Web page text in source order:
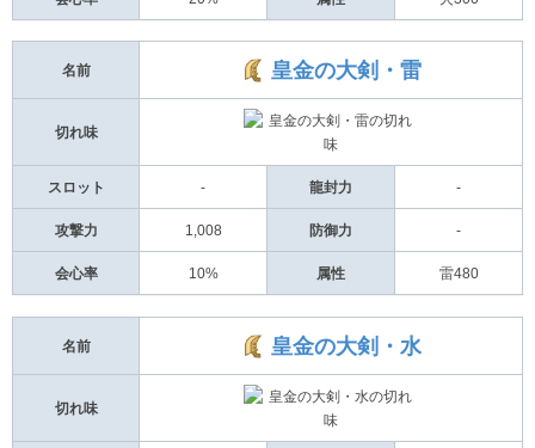
名前 皇金の大剣・雷
切れ味
スロット - 龍封力 -
攻撃力 1,008 防御力 -
会心率 10% 属性 雷480
名前 皇金の大剣・水
切れ味